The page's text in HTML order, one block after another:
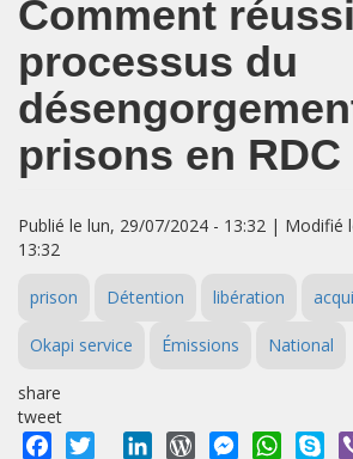
Comment
processus du
prisons en RDC
Publié le lun, 29/07/2024 - 13:32 | Modifié
13:32
prison Détention libération
Okapi service Émissions National
share
tweet
Facebook
Twitter LinkedInWordPressMessenger